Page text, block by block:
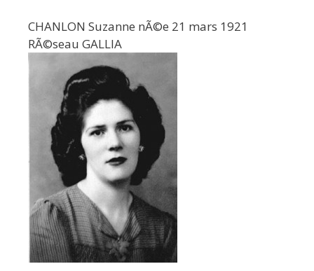
CHANLON Suzanne nÃ©e 21 mars 1921
RÃ©seau GALLIA